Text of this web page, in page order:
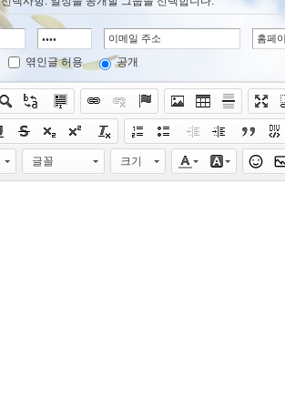
엮인글 허용 공개
글꼴 크기